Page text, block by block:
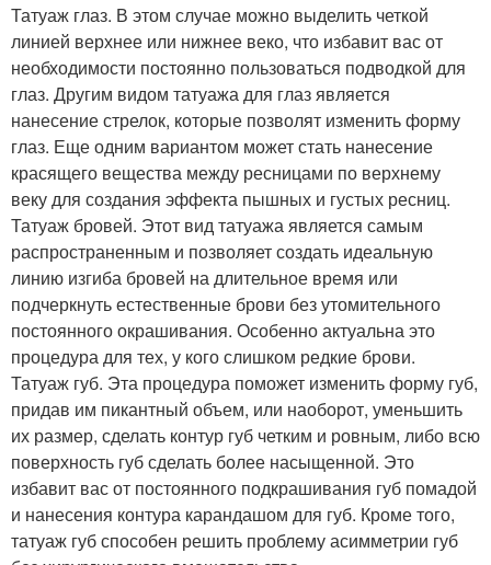
Татуаж глаз. В этом случае можно выделить четкой
линией верхнее или нижнее веко, что избавит вас от
необходимости постоянно пользоваться подводкой для
глаз. Другим видом татуажа для глаз является
нанесение стрелок, которые позволят изменить форму
глаз. Еще одним вариантом может стать нанесение
красящего вещества между ресницами по верхнему
веку для создания эффекта пышных и густых ресниц.
Татуаж бровей. Этот вид татуажа является самым
распространенным и позволяет создать идеальную
линию изгиба бровей на длительное время или
подчеркнуть естественные брови без утомительного
постоянного окрашивания. Особенно актуальна это
процедура для тех, у кого слишком редкие брови.
Татуаж губ. Эта процедура поможет изменить форму губ,
придав им пикантный объем, или наоборот, уменьшить
их размер, сделать контур губ четким и ровным, либо всю
поверхность губ сделать более насыщенной. Это
избавит вас от постоянного подкрашивания губ помадой
и нанесения контура карандашом для губ. Кроме того,
татуаж губ способен решить проблему асимметрии губ